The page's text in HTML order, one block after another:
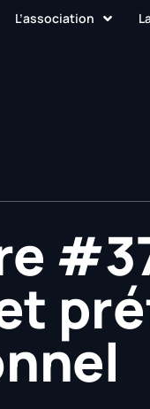
L’association